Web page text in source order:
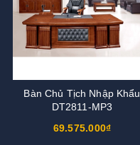
Bàn Chủ Tịch Nhập Khẩu
DT2811-MP3
69.575.000₫